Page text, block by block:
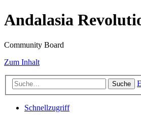
Andalasia
Community Board
Zum Inhalt
Suche
Schnellzugriff